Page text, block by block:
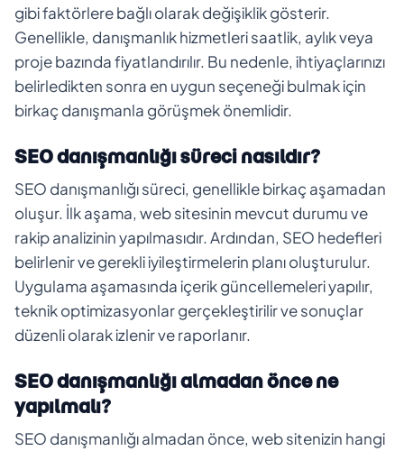
gibi faktörlere bağlı olarak değişiklik gösterir.
Genellikle, danışmanlık hizmetleri saatlik, aylık veya
proje bazında fiyatlandırılır. Bu nedenle, ihtiyaçlarınızı
belirledikten sonra en uygun seçeneği bulmak için
birkaç danışmanla görüşmek önemlidir.
SEO danışmanlığı süreci nasıldır?
SEO danışmanlığı süreci, genellikle birkaç aşamadan
oluşur. İlk aşama, web sitesinin mevcut durumu ve
rakip analizinin yapılmasıdır. Ardından, SEO hedefleri
belirlenir ve gerekli iyileştirmelerin planı oluşturulur.
Uygulama aşamasında içerik güncellemeleri yapılır,
teknik optimizasyonlar gerçekleştirilir ve sonuçlar
düzenli olarak izlenir ve raporlanır.
SEO danışmanlığı almadan önce ne
yapılmalı?
SEO danışmanlığı almadan önce, web sitenizin hangi